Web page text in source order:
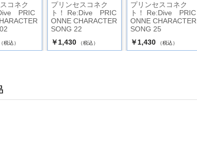
コネク
PRIC
（税込）
プリンセスコネク
ト！ Re:Dive PRIC
ONNE CHARACTER
SONG 22
￥1,430
（税込）
プリンセスコネク
ト！ Re:Dive PRIC
ONNE CHARACTER
SONG 25
￥1,430
（税込）